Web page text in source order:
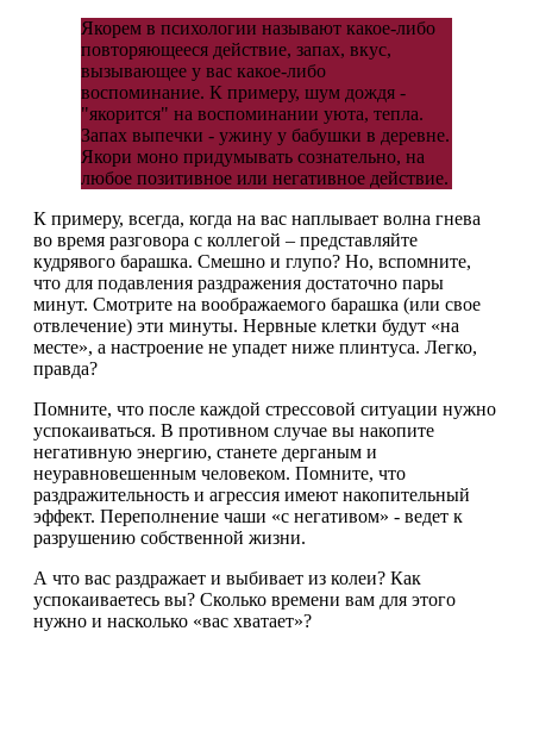
Якорем в психологии называют какое-либо
повторяющееся действие, запах, вкус,
вызывающее у вас какое-либо
воспоминание. К примеру, шум дождя -
"якорится" на воспоминании уюта, тепла.
Запах выпечки - ужину у бабушки в деревне.
Якори моно придумывать сознательно, на
любое позитивное или негативное действие.
К примеру, всегда, когда на вас наплывает волна гнева
во время разговора с коллегой – представляйте
кудрявого барашка. Смешно и глупо? Но, вспомните,
что для подавления раздражения достаточно пары
минут. Смотрите на воображаемого барашка (или свое
отвлечение) эти минуты. Нервные клетки будут «на
месте», а настроение не упадет ниже плинтуса. Легко,
правда?
Помните, что после каждой стрессовой ситуации нужно
успокаиваться. В противном случае вы накопите
негативную энергию, станете дерганым и
неуравновешенным человеком. Помните, что
раздражительность и агрессия имеют накопительный
эффект. Переполнение чаши «с негативом» - ведет к
разрушению собственной жизни.
А что вас раздражает и выбивает из колеи? Как
успокаиваетесь вы? Сколько времени вам для этого
нужно и насколько «вас хватает»?